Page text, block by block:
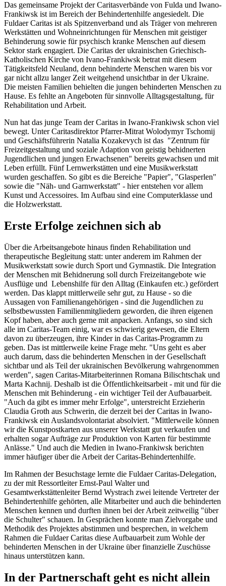
Das gemeinsame Projekt der Caritasverbände von Fulda und Iwano-
Frankiwsk ist im Bereich der Behindertenhilfe angesiedelt. Die
Fuldaer Caritas ist als Spitzenverband und als Träger von mehreren
Werkstätten und Wohneinrichtungen für Menschen mit geistiger
Behinderung sowie für psychisch kranke Menschen auf diesem
Sektor stark engagiert. Die Caritas der ukrainischen Griechisch-
Katholischen Kirche von Ivano-Frankiwsk betrat mit diesem
Tätigkeitsfeld Neuland, denn behinderte Menschen waren bis vor
gar nicht allzu langer Zeit weitgehend unsichtbar in der Ukraine.
Die meisten Familien behielten die jungen behinderten Menschen zu
Hause. Es fehlte an Angeboten für sinnvolle Alltagsgestaltung, für
Rehabilitation und Arbeit.
Nun hat das junge Team der Caritas in Iwano-Frankiwsk schon viel
bewegt. Unter Caritasdirektor Pfarrer-Mitrat Wolodymyr Tschomij
und Geschäftsführerin Natalia Kozakevych ist das "Zentrum für
Freizeitgestaltung und soziale Adaption von geistig behidnerten
Jugendlichen und jungen Erwachsenen" bereits gewachsen und mit
Leben erfüllt. Fünf Lernwerkstätten und eine Musikwerkstatt
wurden geschaffen. So gibt es die Bereiche "Papier", "Glasperlen"
sowie die "Näh- und Garnwerkstatt" - hier entstehen vor allem
Kunst und Accessoires. Im Aufbau sind eine Computerklasse und
die Holzwerkstatt.
Erste Erfolge zeichnen sich ab
Über die Arbeitsangebote hinaus finden Rehabilitation und
therapeutische Begleitung statt: unter anderem im Rahmen der
Musikwerkstatt sowie durch Sport und Gymnastik. Die Integration
der Menschen mit Behidnerung soll durch Freizeitangebote wie
Ausflüge und Lebenshilfe für den Alltag (Einkaufen etc.) gefördert
werden. Das klappt mittlerweile sehr gut, zu Hause - so die
Aussagen von Familienangehörigen - sind die Jugendlichen zu
selbstbewussten Familienmitgliedern geworden, die ihren eigenen
Kopf haben, aber auch gerne mit anpacken. Anfangs, so sind sich
alle im Caritas-Team einig, war es schwierig gewesen, die Eltern
davon zu überzeugen, ihre Kinder in das Caritas-Programm zu
geben. Das ist mittlerweile keine Frage mehr. "Uns geht es aber
auch darum, dass die behinderten Menschen in der Gesellschaft
sichtbar und als Teil der ukrainischen Bevölkerung wahrgenommen
werden", sagen Caritas-Mitarbeiterinnen Romana Bilischtschak und
Marta Kachnij. Deshalb ist die Öffentlichkeitsarbeit - mit und für die
Menschen mit Behinderung - ein wichtiger Teil der Aufbauarbeit.
"Auch da gibt es immer mehr Erfolge", unterstreicht Erzieherin
Claudia Groth aus Schwerin, die derzeit bei der Caritas in Iwano-
Frankiwsk ein Auslandsvolontariat absolviert. "Mittlerweile können
wir die Kunstpostkarten aus unserer Werkstatt gut verkaufen und
erhalten sogar Aufträge zur Produktion von Karten für bestimmte
Anlässe." Und auch die Medien in Iwano-Frankiwsk berichten
immer häufiger über die Arbeit der Caritas-Behindertenhilfe.
Im Rahmen der Besuchstage lernte die Fuldaer Caritas-Delegation,
zu der mit Ressortleiter Ernst-Paul Walter und
Gesamtwerkstättenleiter Bernd Wystrach zwei leitende Vertreter der
Behindertenhilfe gehörten, alle Mitarbeiter und auch die behinderten
Menschen kennen und durften ihnen bei der Arbeit zeitweilig "über
die Schulter" schauen. In Gesprächen konnte man Zielvorgabe und
Methodik des Projektes abstimmen und besprechen, in welchem
Rahmen die Fuldaer Caritas diese Aufbauarbeit zum Wohle der
behinderten Menschen in der Ukraine über finanzielle Zuschüsse
hinaus unterstützen kann.
In der Partnerschaft geht es nicht allein